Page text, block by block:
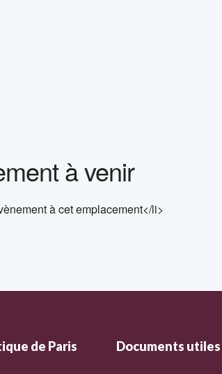
à venir
à cet emplacement</li>
de Paris Documents utiles